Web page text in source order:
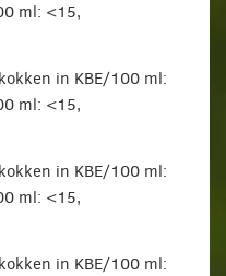
ml: <15,
in KBE/100 ml:
ml: <15,
in KBE/100 ml:
ml: <15,
in KBE/100 ml: